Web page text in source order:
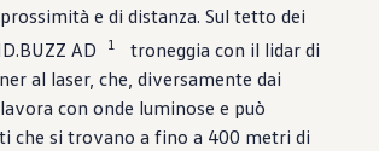
e di distanza. Sul tetto dei
AD
1
troneggia con il lidar di
al laser, che, diversamente dai
con onde luminose e può
che si trovano a fino a 400 metri di